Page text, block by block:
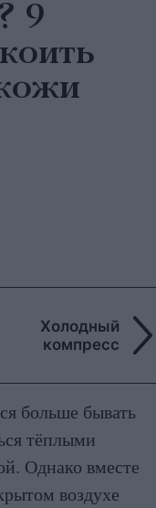
9
Холодный
компресс
больше бывать
тёплыми
Однако вместе
воздухе